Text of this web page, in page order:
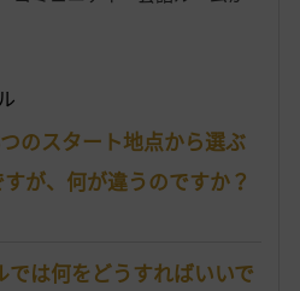
のスタート地点から選ぶ
が、何が違うのですか？
では何をどうすればいいで